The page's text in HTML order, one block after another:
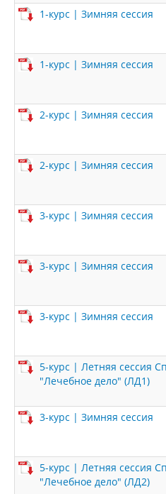
1-курс | Зимняя сессия
1-курс | Зимняя сессия
2-курс | Зимняя сессия
2-курс | Зимняя сессия
3-курс | Зимняя сессия
3-курс | Зимняя сессия
3-курс | Зимняя сессия
5-курс | Летняя сессия
"Лечебное дело" (ЛД1)
3-курс | Зимняя сессия
5-курс | Летняя сессия
"Лечебное дело" (ЛД2)